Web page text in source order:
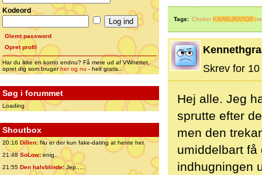
Kodeord
Glemt password
Opret profil
Har du ikke en konto endnu? Få mere ud af VWnettet,
opret dig som brugerher og nu - helt gratis...
Søg i forummet
Loading
Shoutbox
20:16 Dillen: Nu er der kun fake-dating at hente her.
21:48 SoLow:enig..
21:55 Den halvblinde:Jep.....
Tags: Choker KARBURATOR
Skrev for
Hej alle. Jeg
sprutte efter
men den
umiddelbart få
indhugningen